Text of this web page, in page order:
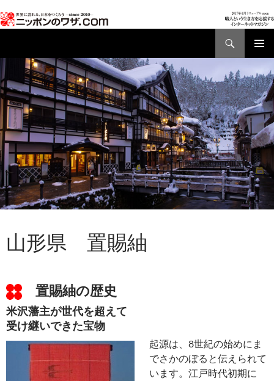
ニュー
テ
ン
ツ
へ
ス
キ
ッ
プ
山形県 置賜紬
置賜紬の歴史
米沢藩主が世代を超えて
受け継いできた宝物
起源は、8世紀の始めにま
でさかのぼると伝えられて
います。江戸時代初期に